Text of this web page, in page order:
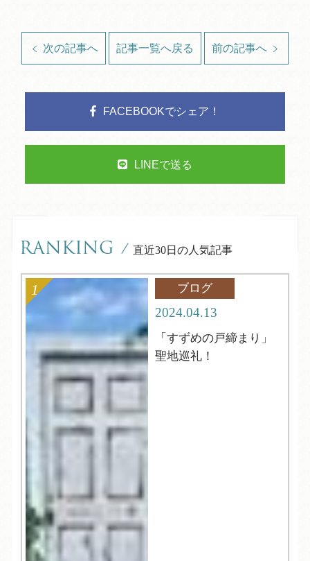
次の記事へ 記事一覧へ戻る 前の記事へ
FACEBOOKでシェア！
LINEで送る
RANKING / 直近30日の人気記事
ブログ
2024.04.13
「すずめの戸締まり」
聖地巡礼！